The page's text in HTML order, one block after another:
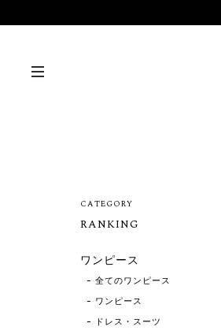
CATEGORY
RANKING
ワンピース
全てのワンピース
ワンピース
ドレス・スーツ